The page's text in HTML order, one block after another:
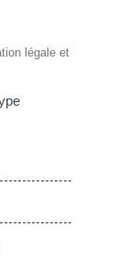
légale et